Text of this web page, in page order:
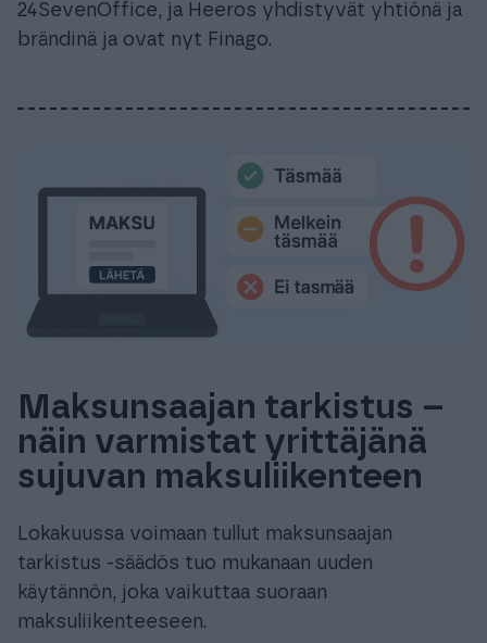
24SevenOffice, ja Heeros yhdistyvät yhtiönä ja
brändinä ja ovat nyt Finago.
Maksunsaajan tarkistus –
näin varmistat yrittäjänä
sujuvan maksuliikenteen
Lokakuussa voimaan tullut maksunsaajan
tarkistus -säädös tuo mukanaan uuden
käytännön, joka vaikuttaa suoraan
maksuliikenteeseen.